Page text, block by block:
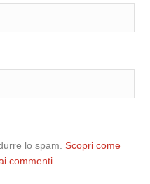
lo spam.Scopri come
commenti